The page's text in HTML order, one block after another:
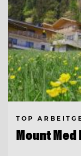
TOP
Mount Med